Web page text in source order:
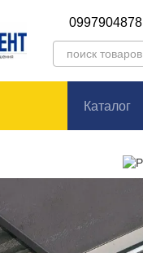
0997904878
Каталог